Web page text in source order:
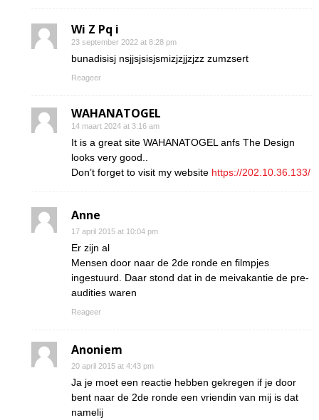
Wi Z Pq i
23 september 2022 at 8:28 pm
bunadisisj nsjjsjsisjsmizjzjjzjzz zumzsert
Reageer
WAHANATOGEL
14 maart 2024 at 3:16 am
It is a great site WAHANATOGEL anfs The Design
looks very good..
Don’t forget to visit my website https://202.10.36.133/
Anne
17 april 2015 at 10:04 pm
Er zijn al
Mensen door naar de 2de ronde en filmpjes
ingestuurd. Daar stond dat in de meivakantie de pre-
audities waren
Reageer
Anoniem
20 april 2015 at 4:43 pm
Ja je moet een reactie hebben gekregen if je door
bent naar de 2de ronde een vriendin van mij is dat
namelij